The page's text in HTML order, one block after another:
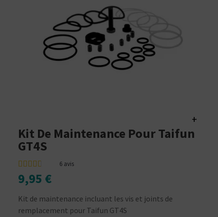
+
Kit De Maintenance Pour Taifun
GT4S
6 avis
9,95 €
Kit de maintenance incluant les vis et joints de
remplacement pour Taifun GT4S